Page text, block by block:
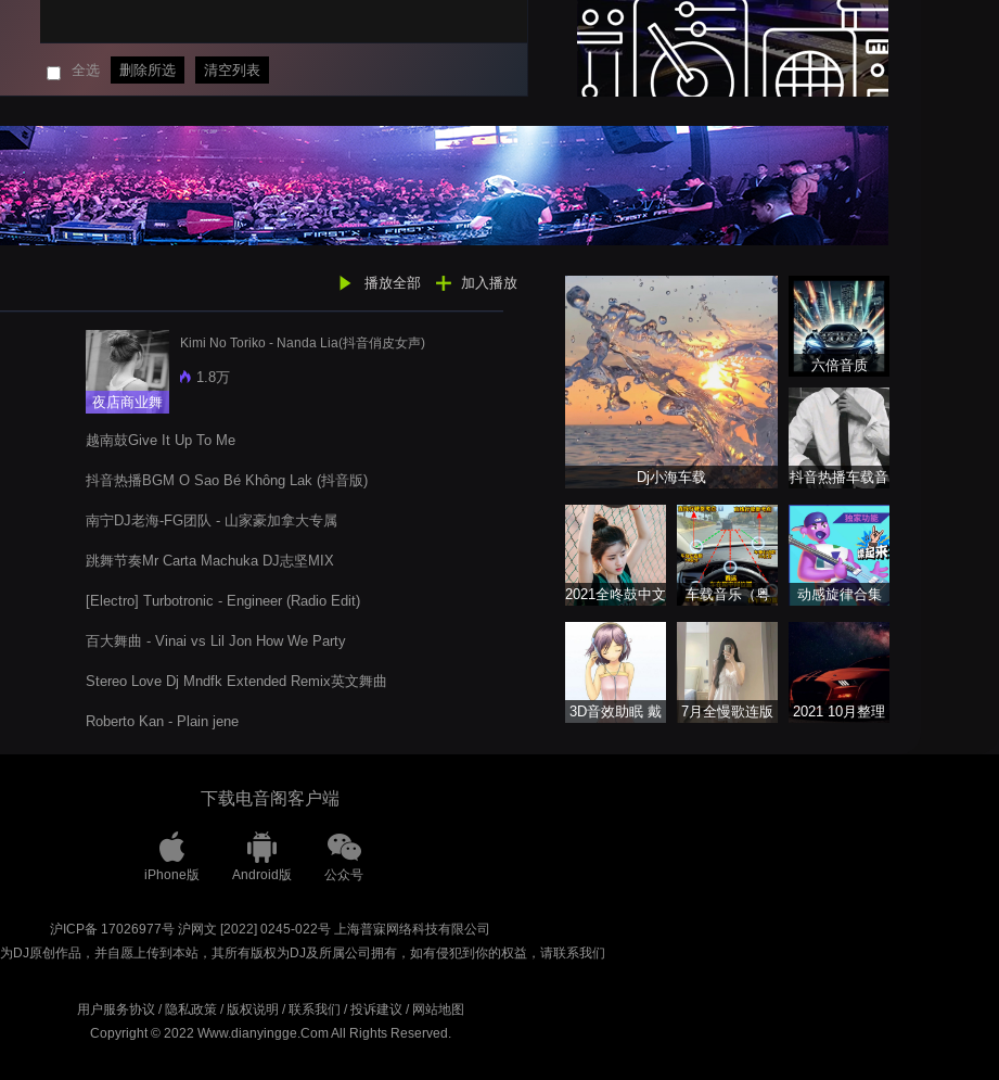
全选 删除所选 清空列表
播放全部 加入播放
夜店商业舞
Kimi No Toriko - Nanda Lia(抖音俏皮女声)
1.8万
越南鼓Give It Up To Me
抖音热播BGM O Sao Bé Không Lak (抖音版)
南宁DJ老海-FG团队 - 山家豪加拿大专属
跳舞节奏Mr Carta Machuka DJ志坚MIX
[Electro] Turbotronic - Engineer (Radio Edit)
百大舞曲 - Vinai vs Lil Jon How We Party
Stereo Love Dj Mndfk Extended Remix英文舞曲
Roberto Kan - Plain jene
Dj小海车载
六倍音质
抖音热播车载音
2021全咚鼓中文
车载音乐（粤
动感旋律合集
3D音效助眠 戴
7月全慢歌连版
2021 10月整理
下载电音阁客户端
iPhone版 Android版 公众号
沪ICP备 17026977号 沪网文 [2022] 0245-022号 上海普寐网络科技有限公司
DJ原创作品，并自愿上传到本站，其所有版权为DJ及所属公司拥有，如有侵犯到你的权益，请联系我们
用户服务协议 / 隐私政策/ 版权说明 /联系我们 /投诉建议 / 网站地图
Copyright © 2022 Www.dianyingge.Com All Rights Reserved.